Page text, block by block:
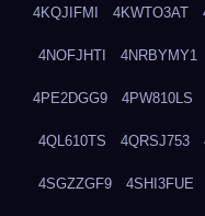
4KQJIFMI 4KWTO3AT
4NOFJHTI 4NRBYMY1
4PE2DGG9 4PW810LS
4QL610TS 4QRSJ753
4SGZZGF9 4SHI3FUE